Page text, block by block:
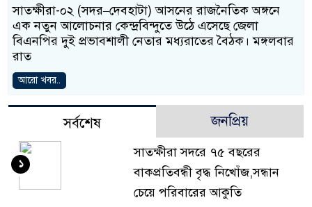
সাতক্ষীরা-০২ (সদর–দেবহাটা) আসনের রাজনৈতিক অঙ্গনে
এক নতুন আলোচনার কেন্দ্রবিন্দুতে উঠে এসেছে জেলা
বিএনপির দুই প্রভাবশালী নেতার মধ্যরাতের বৈঠক। মঙ্গলবার
রাত
আরো খবর..
সর্বশেষ জনপ্রিয়
সাতক্ষীরা সদরে ৭৫ বছরের
বাকপ্রতিবন্ধী বৃদ্ধ নিখোঁজ,সন্ধান
চেয়ে পরিবারের আকুতি
১